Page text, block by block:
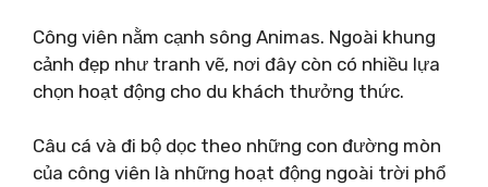
Công viên nằm cạnh sông Animas. Ngoài khung
cảnh đẹp như tranh vẽ, nơi đây còn có nhiều lựa
chọn hoạt động cho du khách thưởng thức.
Câu cá và đi bộ dọc theo những con đường mòn
của công viên là những hoạt động ngoài trời phổ